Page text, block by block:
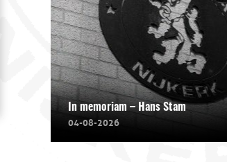
In memoriam – Hans Stam
04-08-2026